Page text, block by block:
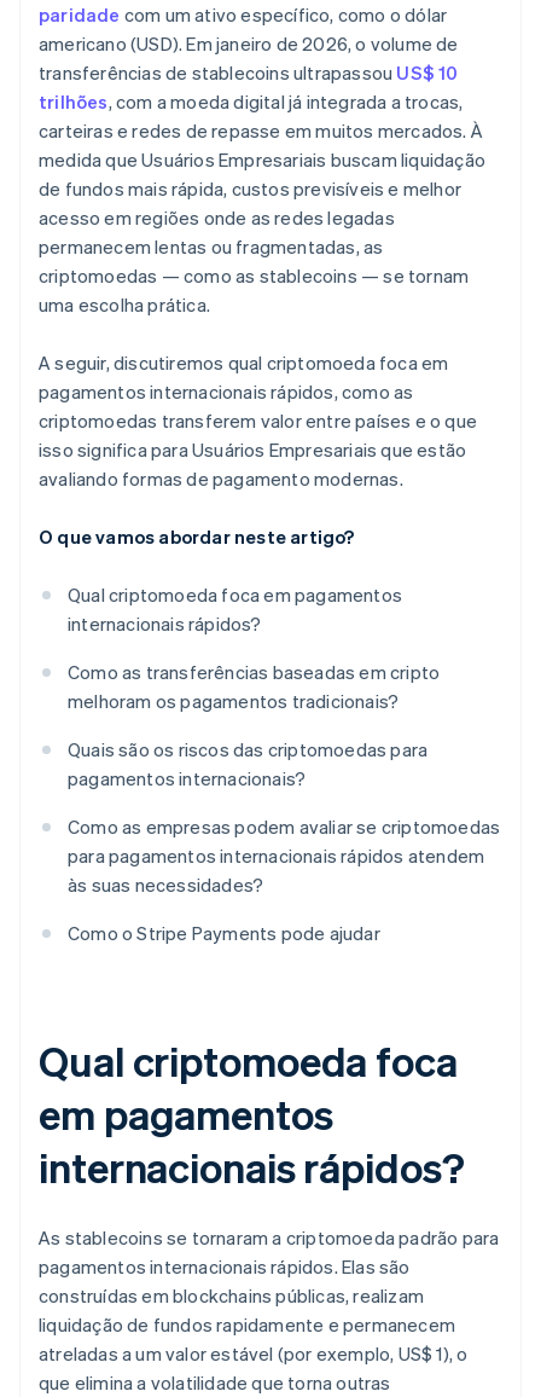
paridade com um ativo específico, como o dólar
americano (USD). Em janeiro de 2026, o volume de
transferências de stablecoins ultrapassou US$ 10
trilhões, com a moeda digital já integrada a trocas,
carteiras e redes de repasse em muitos mercados. À
medida que Usuários Empresariais buscam liquidação
de fundos mais rápida, custos previsíveis e melhor
acesso em regiões onde as redes legadas
permanecem lentas ou fragmentadas, as
criptomoedas — como as stablecoins — se tornam
uma escolha prática.
A seguir, discutiremos qual criptomoeda foca em
pagamentos internacionais rápidos, como as
criptomoedas transferem valor entre países e o que
isso significa para Usuários Empresariais que estão
avaliando formas de pagamento modernas.
O que vamos abordar neste artigo?
Qual criptomoeda foca em pagamentos
internacionais rápidos?
Como as transferências baseadas em cripto
melhoram os pagamentos tradicionais?
Quais são os riscos das criptomoedas para
pagamentos internacionais?
Como as empresas podem avaliar se criptomoedas
para pagamentos internacionais rápidos atendem
às suas necessidades?
Como o Stripe Payments pode ajudar
Qual criptomoeda foca
em pagamentos
internacionais rápidos?
As stablecoins se tornaram a criptomoeda padrão para
pagamentos internacionais rápidos. Elas são
construídas em blockchains públicas, realizam
liquidação de fundos rapidamente e permanecem
atreladas a um valor estável (por exemplo, US$ 1), o
que elimina a volatilidade que torna outras